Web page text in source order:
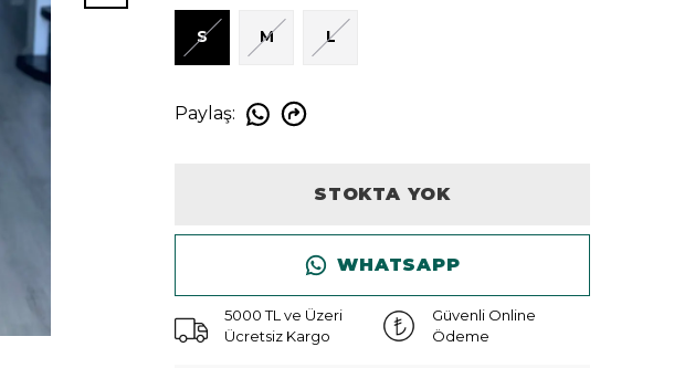
S M L
Paylaş:
STOKTA YOK
WHATSAPP
5000 TL ve Üzeri
Ücretsiz Kargo
Güvenli Online
Ödeme